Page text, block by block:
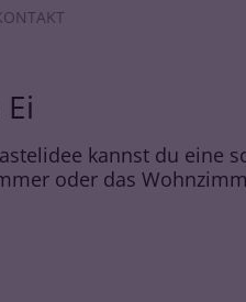
kannst du eine
oder das